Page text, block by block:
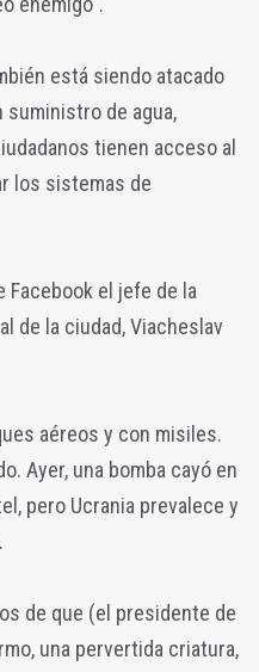
está siendo atacado
de agua,
tienen acceso al
los sistemas de
el jefe de la
de la ciudad, Viacheslav
aéreos y con misiles.
Ayer, una bomba cayó en
pero Ucrania prevalece y
de que (el presidente de
una pervertida criatura,